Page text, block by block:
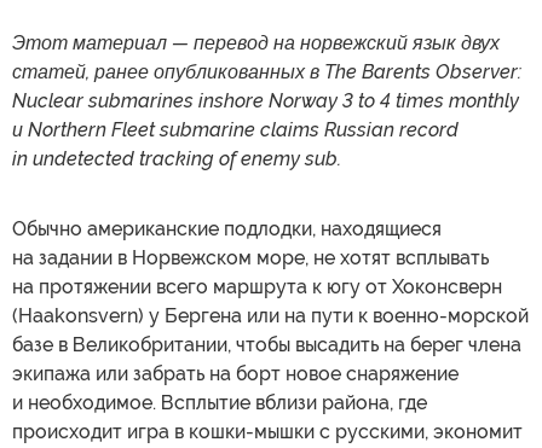
Этот материал — перевод на норвежский язык двух
статей, ранее опубликованных в The Barents Observer:
Nuclear submarines inshore Norway 3 to 4 times monthly
и Northern Fleet submarine claims Russian record
in undetected tracking of enemy sub.
Обычно американские подлодки, находящиеся
на задании в Норвежском море, не хотят всплывать
на протяжении всего маршрута к югу от Хоконсверн
(Haakonsvern) у Бергена или на пути к военно-морской
базе в Великобритании, чтобы высадить на берег члена
экипажа или забрать на борт новое снаряжение
и необходимое. Всплытие вблизи района, где
происходит игра в кошки-мышки с русскими, экономит